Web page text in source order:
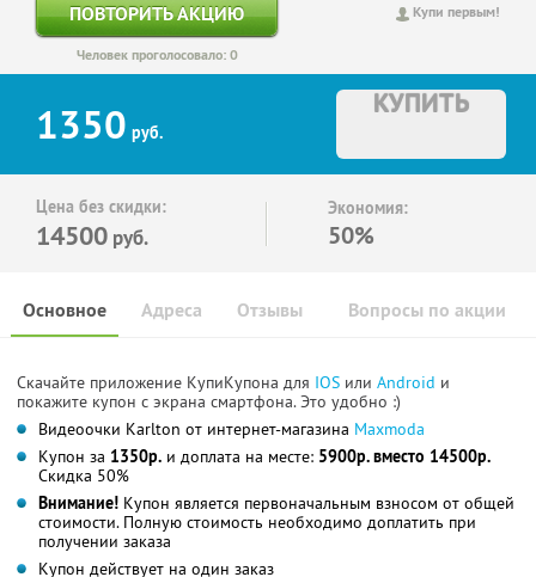
Купи первым!
ПОВТОРИТЬ АКЦИЮ
Человек проголосовало: 0
1350 руб.
КУПИТЬ
Цена без скидки:
14500 руб.
Экономия:
50%
Основное Отзывы Вопросы по акции
Адреса
Скачайте приложение КупиКупона для IOS или Android и
покажите купон с экрана смартфона. Это удобно :)
Видеоочки Karlton от интернет-магазина Maxmoda
Купон за 1350р. и доплата на месте: 5900р. вместо 14500р.
Скидка 50%
Внимание! Купон является первоначальным взносом от общей
стоимости. Полную стоимость необходимо доплатить при
получении заказа
Купон действует на один заказ